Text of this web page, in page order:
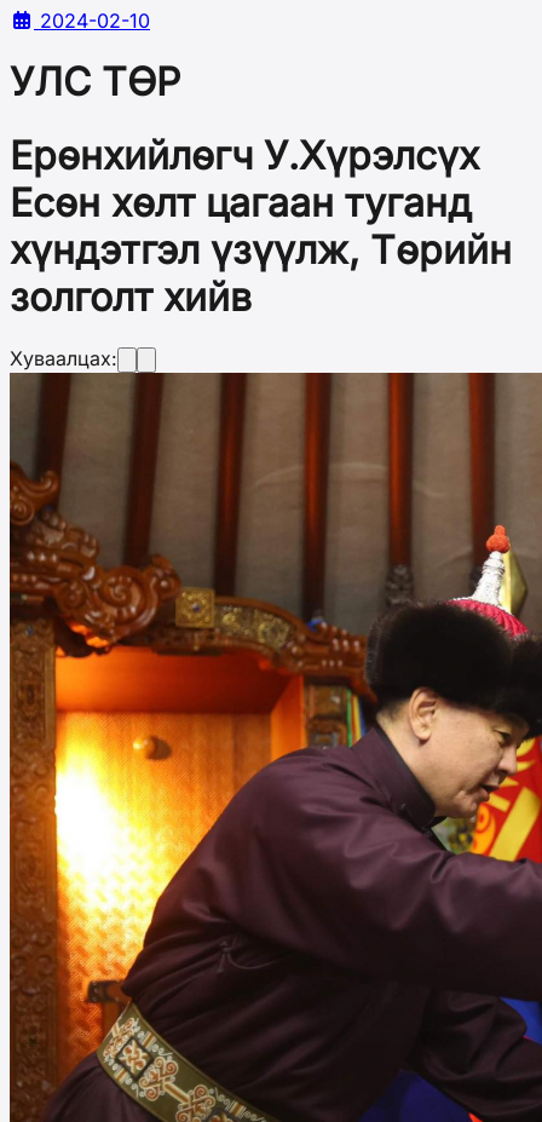
2024-02-10
УЛС ТӨР
Ерөнхийлөгч У.Хүрэлсүх
Есөн хөлт цагаан туганд
хүндэтгэл үзүүлж, Төрийн
золголт хийв
Хуваалцах: